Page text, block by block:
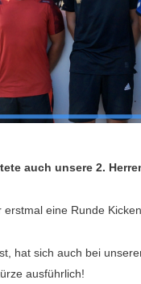
auch unsere 2.
eine Runde
hat sich auch bei
ausführlich!